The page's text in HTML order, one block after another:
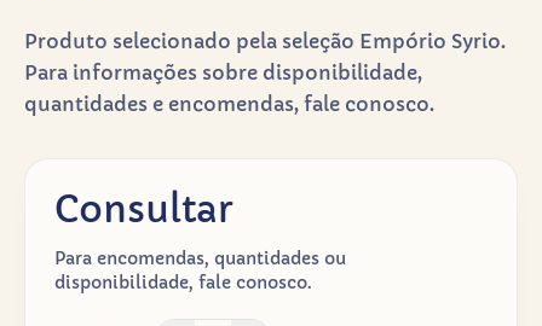
Produto selecionado pela seleção Empório Syrio.
Para informações sobre disponibilidade,
quantidades e encomendas, fale conosco.
Consultar
Para encomendas, quantidades ou
disponibilidade, fale conosco.